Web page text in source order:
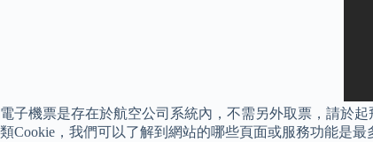
電子機票是存在於航空公司系統內，不需另外取票，請於
類Cookie，我們可以了解到網站的哪些頁面或服務功能是